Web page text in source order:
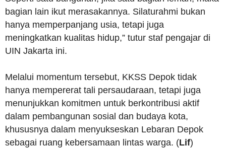
bagian lain ikut merasakannya. Silaturahmi bukan
hanya memperpanjang usia, tetapi juga
meningkatkan kualitas hidup,” tutur staf pengajar di
UIN Jakarta ini.
Melalui momentum tersebut, KKSS Depok tidak
hanya mempererat tali persaudaraan, tetapi juga
menunjukkan komitmen untuk berkontribusi aktif
dalam pembangunan sosial dan budaya kota,
khususnya dalam menyukseskan Lebaran Depok
sebagai ruang kebersamaan lintas warga. (Lif)